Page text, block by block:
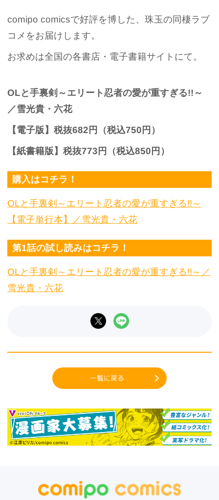
comipo comicsで好評を博した、珠玉の同棲ラブ
コメ をお届けします。
お求めは全国の各書店・電子書籍サイトにて。
OLと手裏剣～エリート忍者の愛が重すぎる!!～
／雪光貴・六花
【電子版】税抜682円（税込750円）
【紙書籍版】税抜773円（税込850円）
購入はコチラ！
OLと手裏剣～エリート忍者の愛が重すぎる!!～
【電子単行本】／雪光貴・六花
第1話の試し読みはコチラ！
OLと手裏剣～エリート忍者の愛が重すぎる!!～／
雪光貴・六花
一覧に戻る